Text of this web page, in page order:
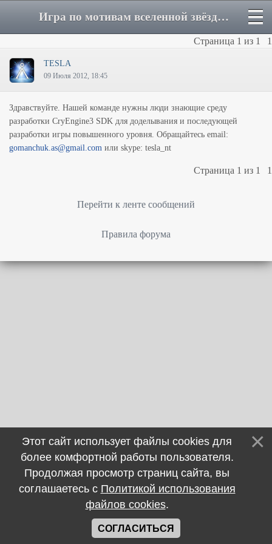
Игра по мотивам вселенной звёздных врат - Форум
Страница 1 из 1 1
TESLA
09 Июля 2012, 18:45
Здравствуйте. Нашей команде нужны люди знающие среду
разработки CryEngine3 SDK для доделывания и последующей
разработки игры повышенного уровня. Обращайтесь email:
gomanchuk.as@gmail.com или skype: tesla_nt
Страница 1 из 1 1
Перейти к ленте сообщений
Правила форума
Этот сайт использует файлы cookies для
более комфортной работы пользователя.
Продолжая просмотр страниц сайта, вы
соглашаетесь с Политикой использования
файлов cookies.
СОГЛАСИТЬСЯ